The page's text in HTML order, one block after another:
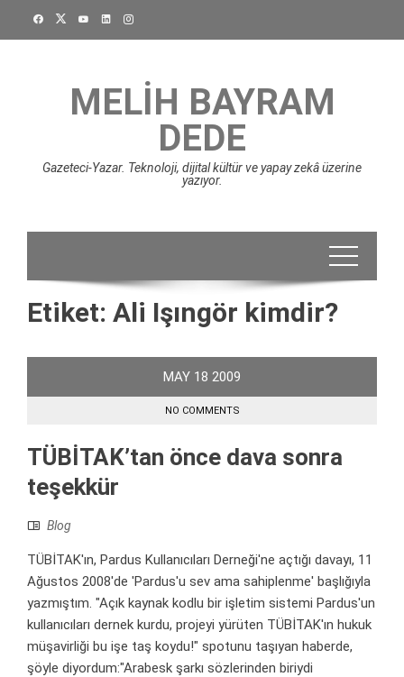
MELIH BAYRAM
DEDE
Gazeteci-Yazar. Teknoloji, dijital kültür ve yapay zekâ üzerine
yazıyor.
Etiket: Ali Işıngör kimdir?
MAY 18 2009
NO COMMENTS
TÜBİTAK’tan önce dava sonra
teşekkür
Blog
TÜBİTAK'ın, Pardus Kullanıcıları Derneği'ne açtığı davayı, 11
Ağustos 2008'de 'Pardus'u sev ama sahiplenme' başlığıyla
yazmıştım. "Açık kaynak kodlu bir işletim sistemi Pardus'un
kullanıcıları dernek kurdu, projeyi yürüten TÜBİTAK'ın hukuk
müşavirliği bu işe taş koydu!" spotunu taşıyan haberde,
şöyle diyordum:"Arabesk şarkı sözlerinden biriydi